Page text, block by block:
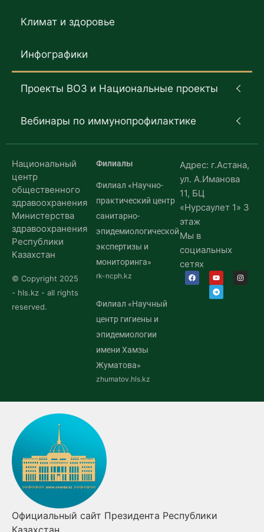
Климат и здоровье
Инфографики
Проекты ВОЗ и Национальные проекты
Вебинары по иммунопрофилактике
Национальный
центр
общественного
здравоохранения
Министерства
здравоохранения
Республики
Казахстан
© Copyright 2025
- hls.kz - all rights
reserved.
Филиалы
Филиал «Научно-
практический центр
санитарно-
эпидемиологической
экспертизы и
мониторинга»
rk-ncph.kz
Филиал «Научный
центр гигиены и
эпидемиологии
имени Хамзы
Жуматова»
zhumatov.hls.kz
Адрес: г.Астана,
ул. А.Иманова
11, БЦ
«Нурсаулет 1» 3
этаж
Мы в
социальных
сетях
Президента Республики